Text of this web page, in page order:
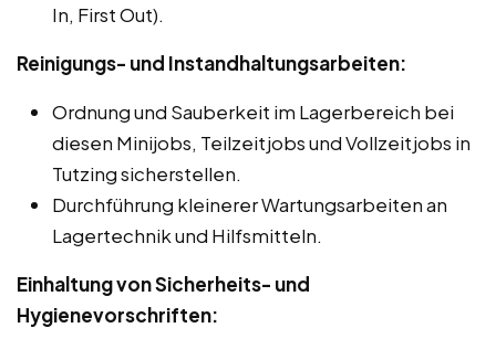
In, First Out).
Reinigungs- und Instandhaltungsarbeiten:
Ordnung und Sauberkeit im Lagerbereich bei
diesen Minijobs, Teilzeitjobs und Vollzeitjobs in
Tutzing sicherstellen.
Durchführung kleinerer Wartungsarbeiten an
Lagertechnik und Hilfsmitteln.
Einhaltung von Sicherheits- und
Hygienevorschriften: